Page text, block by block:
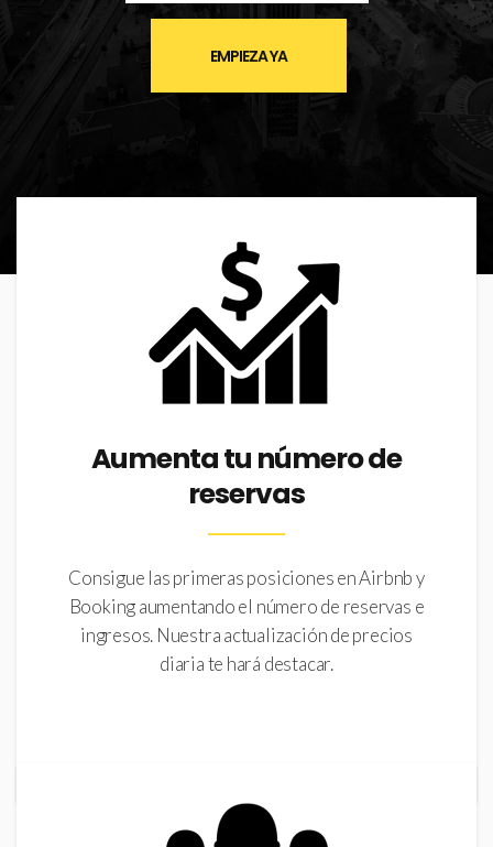
EMPIEZA YA
Aumenta tu número de
reservas
Consigue las primeras posiciones en Airbnb y
Booking aumentando el número de reservas e
ingresos. Nuestra actualización de precios
diaria te hará destacar.